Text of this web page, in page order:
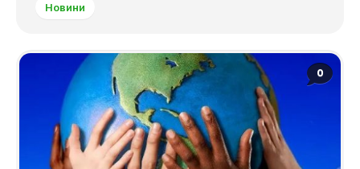
Новини
0